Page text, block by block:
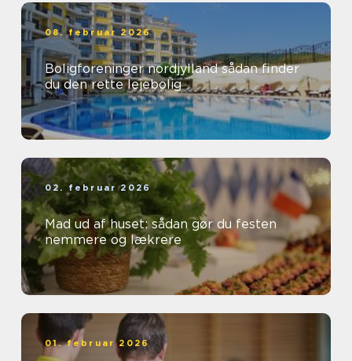
08. februar 2026
Boligforeninger nordjylland sådan finder
du den rette lejebolig
02. februar 2026
Mad ud af huset: sådan gør du festen
nemmere og lækrere
01. februar 2026